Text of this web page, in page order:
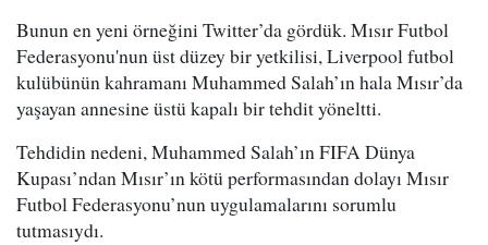
Bunun en yeni örneğini Twitter’da gördük. Mısır Futbol
Federasyonu'nun üst düzey bir yetkilisi, Liverpool futbol
kulübünün kahramanı Muhammed Salah’ın hala Mısır’da
yaşayan annesine üstü kapalı bir tehdit yöneltti.
Tehdidin nedeni, Muhammed Salah’ın FIFA Dünya
Kupası’ndan Mısır’ın kötü performasından dolayı Mısır
Futbol Federasyonu’nun uygulamalarını sorumlu
tutmasıydı.